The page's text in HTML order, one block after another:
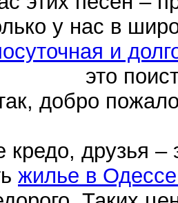
у нас в
и
это
добро
друзья –
жилье в